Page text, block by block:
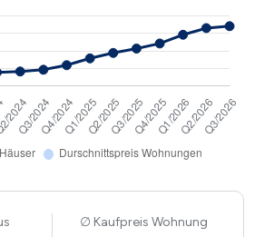
Kaufpreis Wohnung